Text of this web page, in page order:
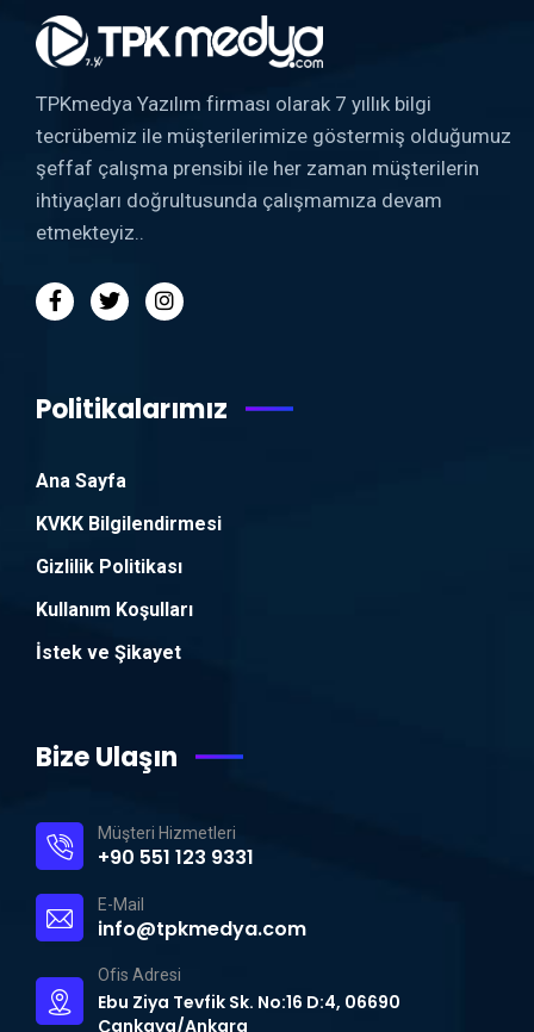
TPKmedya Yazılım firması olarak 7 yıllık bilgi
tecrübemiz ile müşterilerimize göstermiş olduğumuz
şeffaf çalışma prensibi ile her zaman müşterilerin
ihtiyaçları doğrultusunda çalışmamıza devam
etmekteyiz..
Politikalarımız
Ana Sayfa
KVKK Bilgilendirmesi
Gizlilik Politikası
Kullanım Koşulları
İstek ve Şikayet
Bize Ulaşın
Müşteri Hizmetleri
+90 551 123 9331
E-Mail
info@tpkmedya.com
Ofis Adresi
Ebu Ziya Tevfik Sk. No:16 D:4, 06690
Çankaya/Ankara